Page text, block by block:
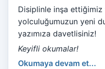
Disiplinle inşa ettiğimiz
yolculuğumuzun yeni
yazımıza davetlisiniz!
Keyifli okumalar!
Okumaya devam et...